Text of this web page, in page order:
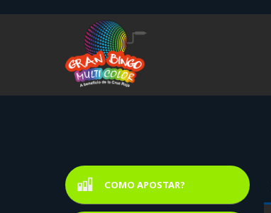
COMO APOSTAR?